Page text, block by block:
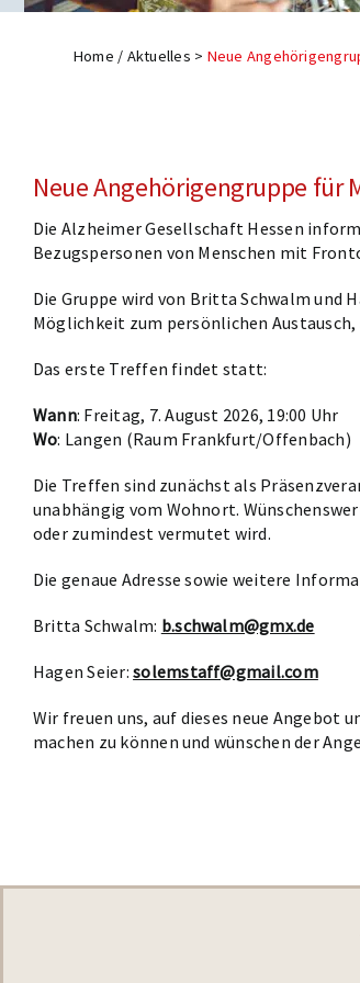
Home / Aktuelles > Neue
Neue Angehörigengruppe für
Die Alzheimer Gesellschaft Hessen
Bezugspersonen von Menschen mit
Die Gruppe wird von Britta Schwalm und
Möglichkeit zum persönlichen
Das erste Treffen findet statt:
Wann: Freitag, 7. August 2026, 19:00 Uhr
Wo: Langen (Raum Frankfurt/Offenbach)
Die Treffen sind zunächst als
unabhängig vom Wohnort.
oder zumindest vermutet wird.
Die genaue Adresse sowie weitere
Britta Schwalm: b.schwalm@gmx.de
Hagen Seier:solemstaff@gmail.com
Wir freuen uns, auf dieses neue Angebot
machen zu können und wünschen der